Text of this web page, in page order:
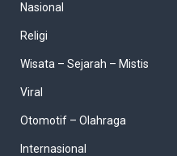
Nasional
Religi
Wisata – Sejarah – Mistis
Viral
Otomotif – Olahraga
Internasional